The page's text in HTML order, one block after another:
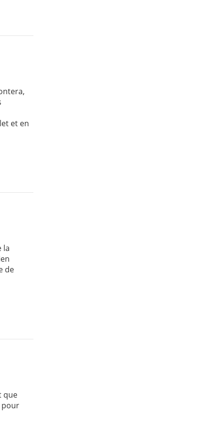
et en
la
de
que
pour